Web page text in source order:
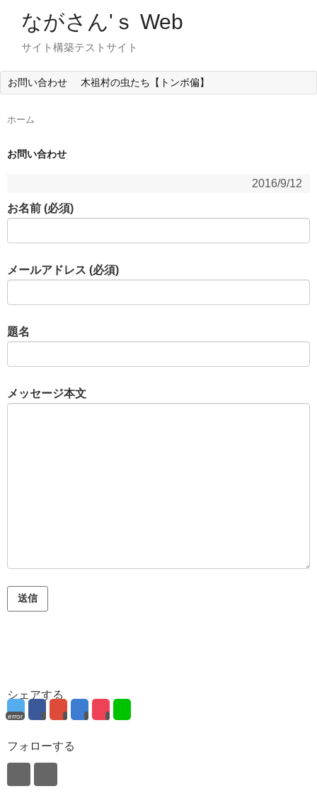
ながさん'ｓ Web
サイト構築テストサイト
お問い合わせ 木祖村の虫たち【トンボ偏】
ホーム
お問い合わせ
2016/9/12
お名前 (必須)
メールアドレス (必須)
題名
メッセージ本文
シェアする
error
フォローする